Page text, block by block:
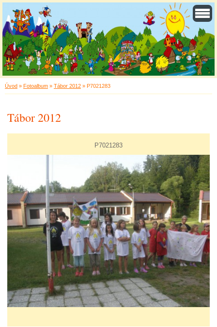
Úvod » Fotoalbum » Tábor 2012 » P7021283
Tábor 2012
P7021283